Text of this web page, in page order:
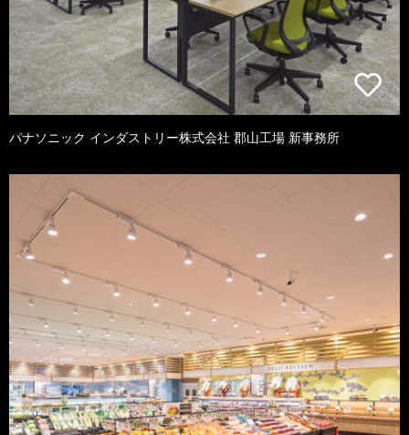
パナソニック インダストリー株式会社 郡山工場 新事務所